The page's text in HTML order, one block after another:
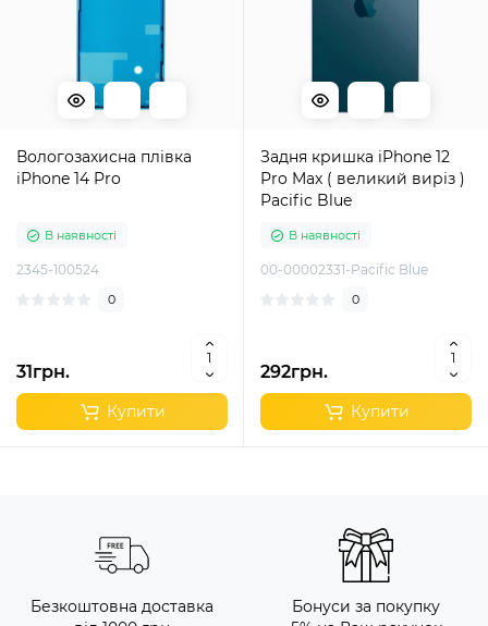
Вологозахисна плівка
iPhone 14 Pro
В наявності
2345-100524
0
31грн.
Купити
Задня кришка iPhone 12
Pro Max ( великий виріз )
Pacific Blue
В наявності
00-00002331-Pacific Blue
0
292грн.
Купити
Безкоштовна доставка
Бонуси за покупку